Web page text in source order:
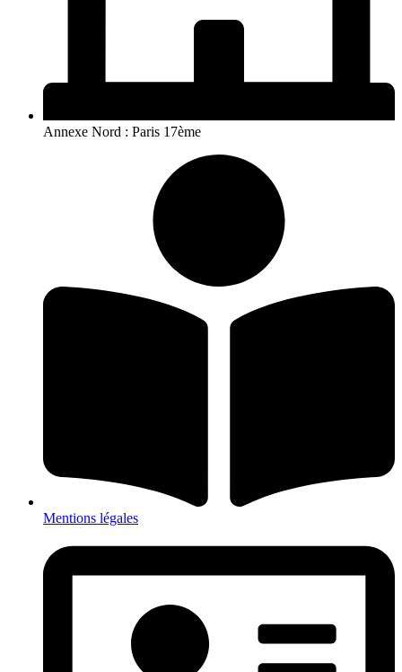
Annexe Nord : Paris 17ème
Mentions légales